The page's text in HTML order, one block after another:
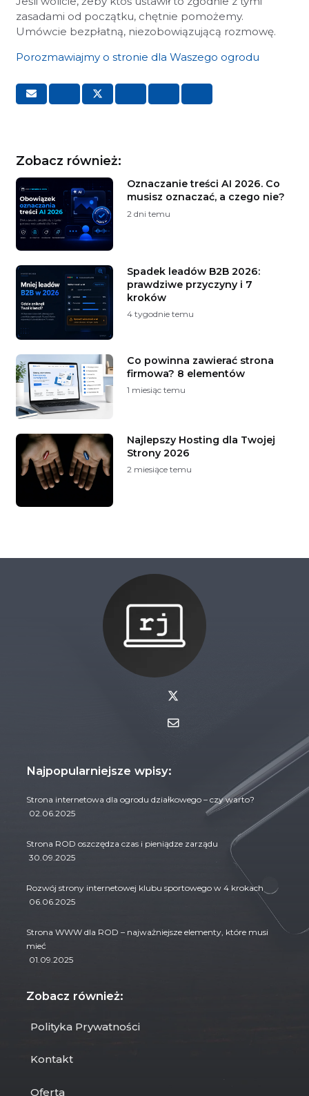
zasadami od początku, chętnie pomożemy.
Umówcie bezpłatną, niezobowiązującą rozmowę.
Porozmawiajmy o stronie dla Waszego ogrodu
Zobacz również:
Oznaczanie treści AI 2026. Co
musisz oznaczać, a czego nie?
2 dni temu
Spadek leadów B2B 2026:
prawdziwe przyczyny i 7
kroków
4 tygodnie temu
Co powinna zawierać strona
firmowa? 8 elementów
1 miesiąc temu
Najlepszy Hosting dla Twojej
Strony 2026
2 miesiące temu
Najpopularniejsze wpisy:
Strona internetowa dla ogrodu działkowego – czy warto?
02.06.2025
Strona ROD oszczędza czas i pieniądze zarządu
30.09.2025
Rozwój strony internetowej klubu sportowego w 4 krokach
06.06.2025
Strona WWW dla ROD – najważniejsze elementy, które musi
mieć
01.09.2025
Zobacz również:
Polityka Prywatności
Kontakt
Oferta